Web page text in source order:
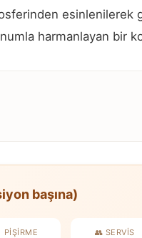
harmanlayan bir
başına)
PIŞIRME 👥 SERVIS